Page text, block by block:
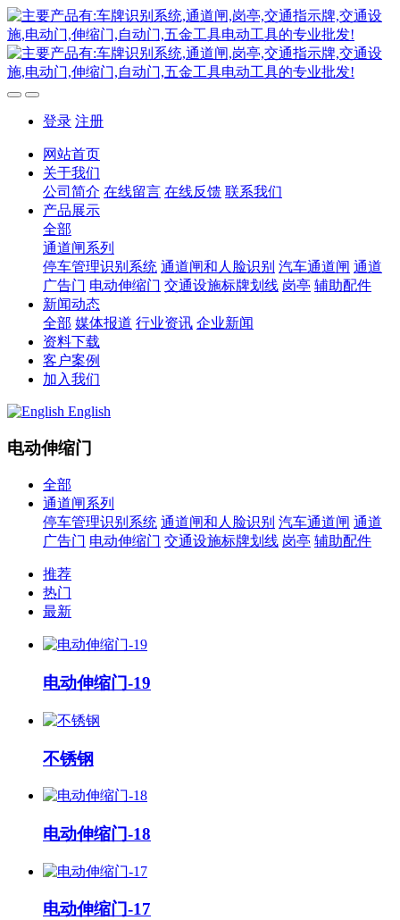
登录 注册
网站首页
关于我们
公司简介 在线留言 在线反馈 联系我们
产品展示
全部
通道闸系列
停车管理识别系统 通道闸和人脸识别 汽车通道闸 通道
广告门 电动伸缩门 交通设施标牌划线 岗亭 辅助配件
新闻动态
全部 媒体报道 行业资讯 企业新闻
资料下载
客户案例
加入我们
English
电动伸缩门
全部
通道闸系列
停车管理识别系统 通道闸和人脸识别 汽车通道闸 通道
广告门 电动伸缩门 交通设施标牌划线 岗亭 辅助配件
推荐
热门
最新
电动伸缩门-19
不锈钢
电动伸缩门-18
电动伸缩门-17